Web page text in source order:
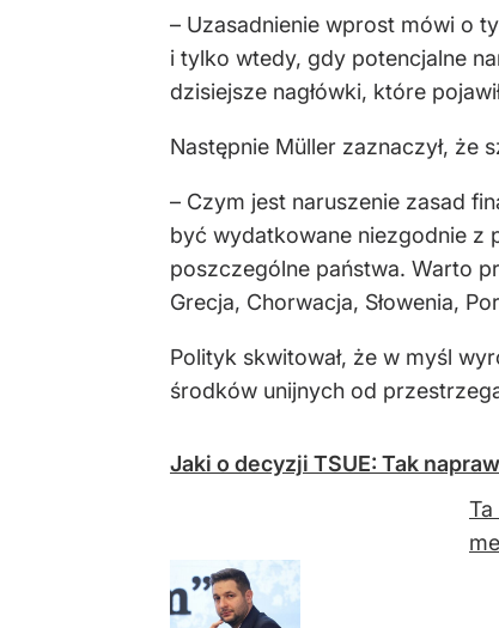
– Uzasadnienie wprost mówi o
i tylko wtedy, gdy potencjalne
dzisiejsze nagłówki, które
Następnie Müller zaznaczył, że
– Czym jest naruszenie zasad
być wydatkowane niezgodnie z
poszczególne państwa. Warto
Grecja, Chorwacja, Słowenia,
Polityk skwitował, że w myśl
środków unijnych od
Jaki o decyzji TSUE: Tak